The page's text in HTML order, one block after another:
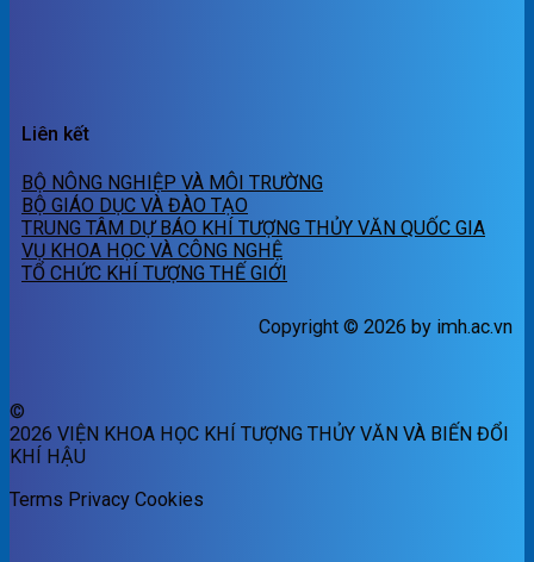
Liên kết
BỘ NÔNG NGHIỆP VÀ MÔI TRƯỜNG
BỘ GIÁO DỤC VÀ ĐÀO TẠO
TRUNG TÂM DỰ BÁO KHÍ TƯỢNG THỦY VĂN QUỐC GIA
VỤ KHOA HỌC VÀ CÔNG NGHỆ
TỔ CHỨC KHÍ TƯỢNG THẾ GIỚI
Copyright © 2026 by imh.ac.vn
©
2026 VIỆN KHOA HỌC KHÍ TƯỢNG THỦY VĂN VÀ BIẾN ĐỔI
KHÍ HẬU
Terms Privacy Cookies